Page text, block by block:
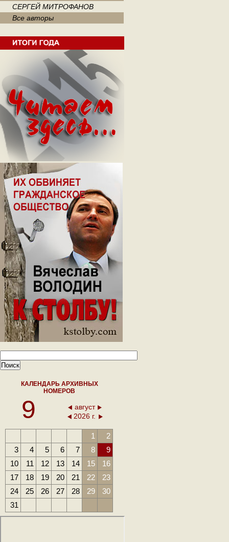
СЕРГЕЙ МИТРОФАНОВ
Все авторы
КАЛЕНДАРЬ АРХИВНЫХ
НОМЕРОВ
9
август
2026 г.
1
2
3
4 5 6 7 8
9
10
11 12 13 14 15
16
17
18 19 20 21 22
23
24
25 26 27 28 29
30
31